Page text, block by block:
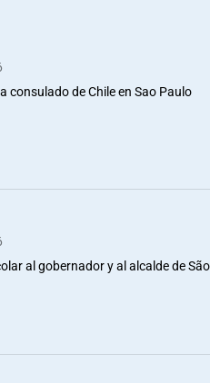
consulado de Chile en Sao Paulo
al gobernador y al alcalde de